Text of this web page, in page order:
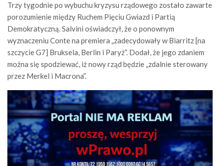
Trzy tygodnie po wybuchu kryzysu rządowego zostało zawarte
porozumienie między Ruchem Pięciu Gwiazd i Partią
Demokratyczną. Salvini oświadczył, że o ponownym
wyznaczeniu Conte na premiera „zadecydowały w Biarritz [na
szczycie G7] Bruksela, Berlin i Paryż”. Dodał, że jego zdaniem
można się spodziewać, iż nowy rząd będzie „zdalnie sterowany
przez Merkel i Macrona”.